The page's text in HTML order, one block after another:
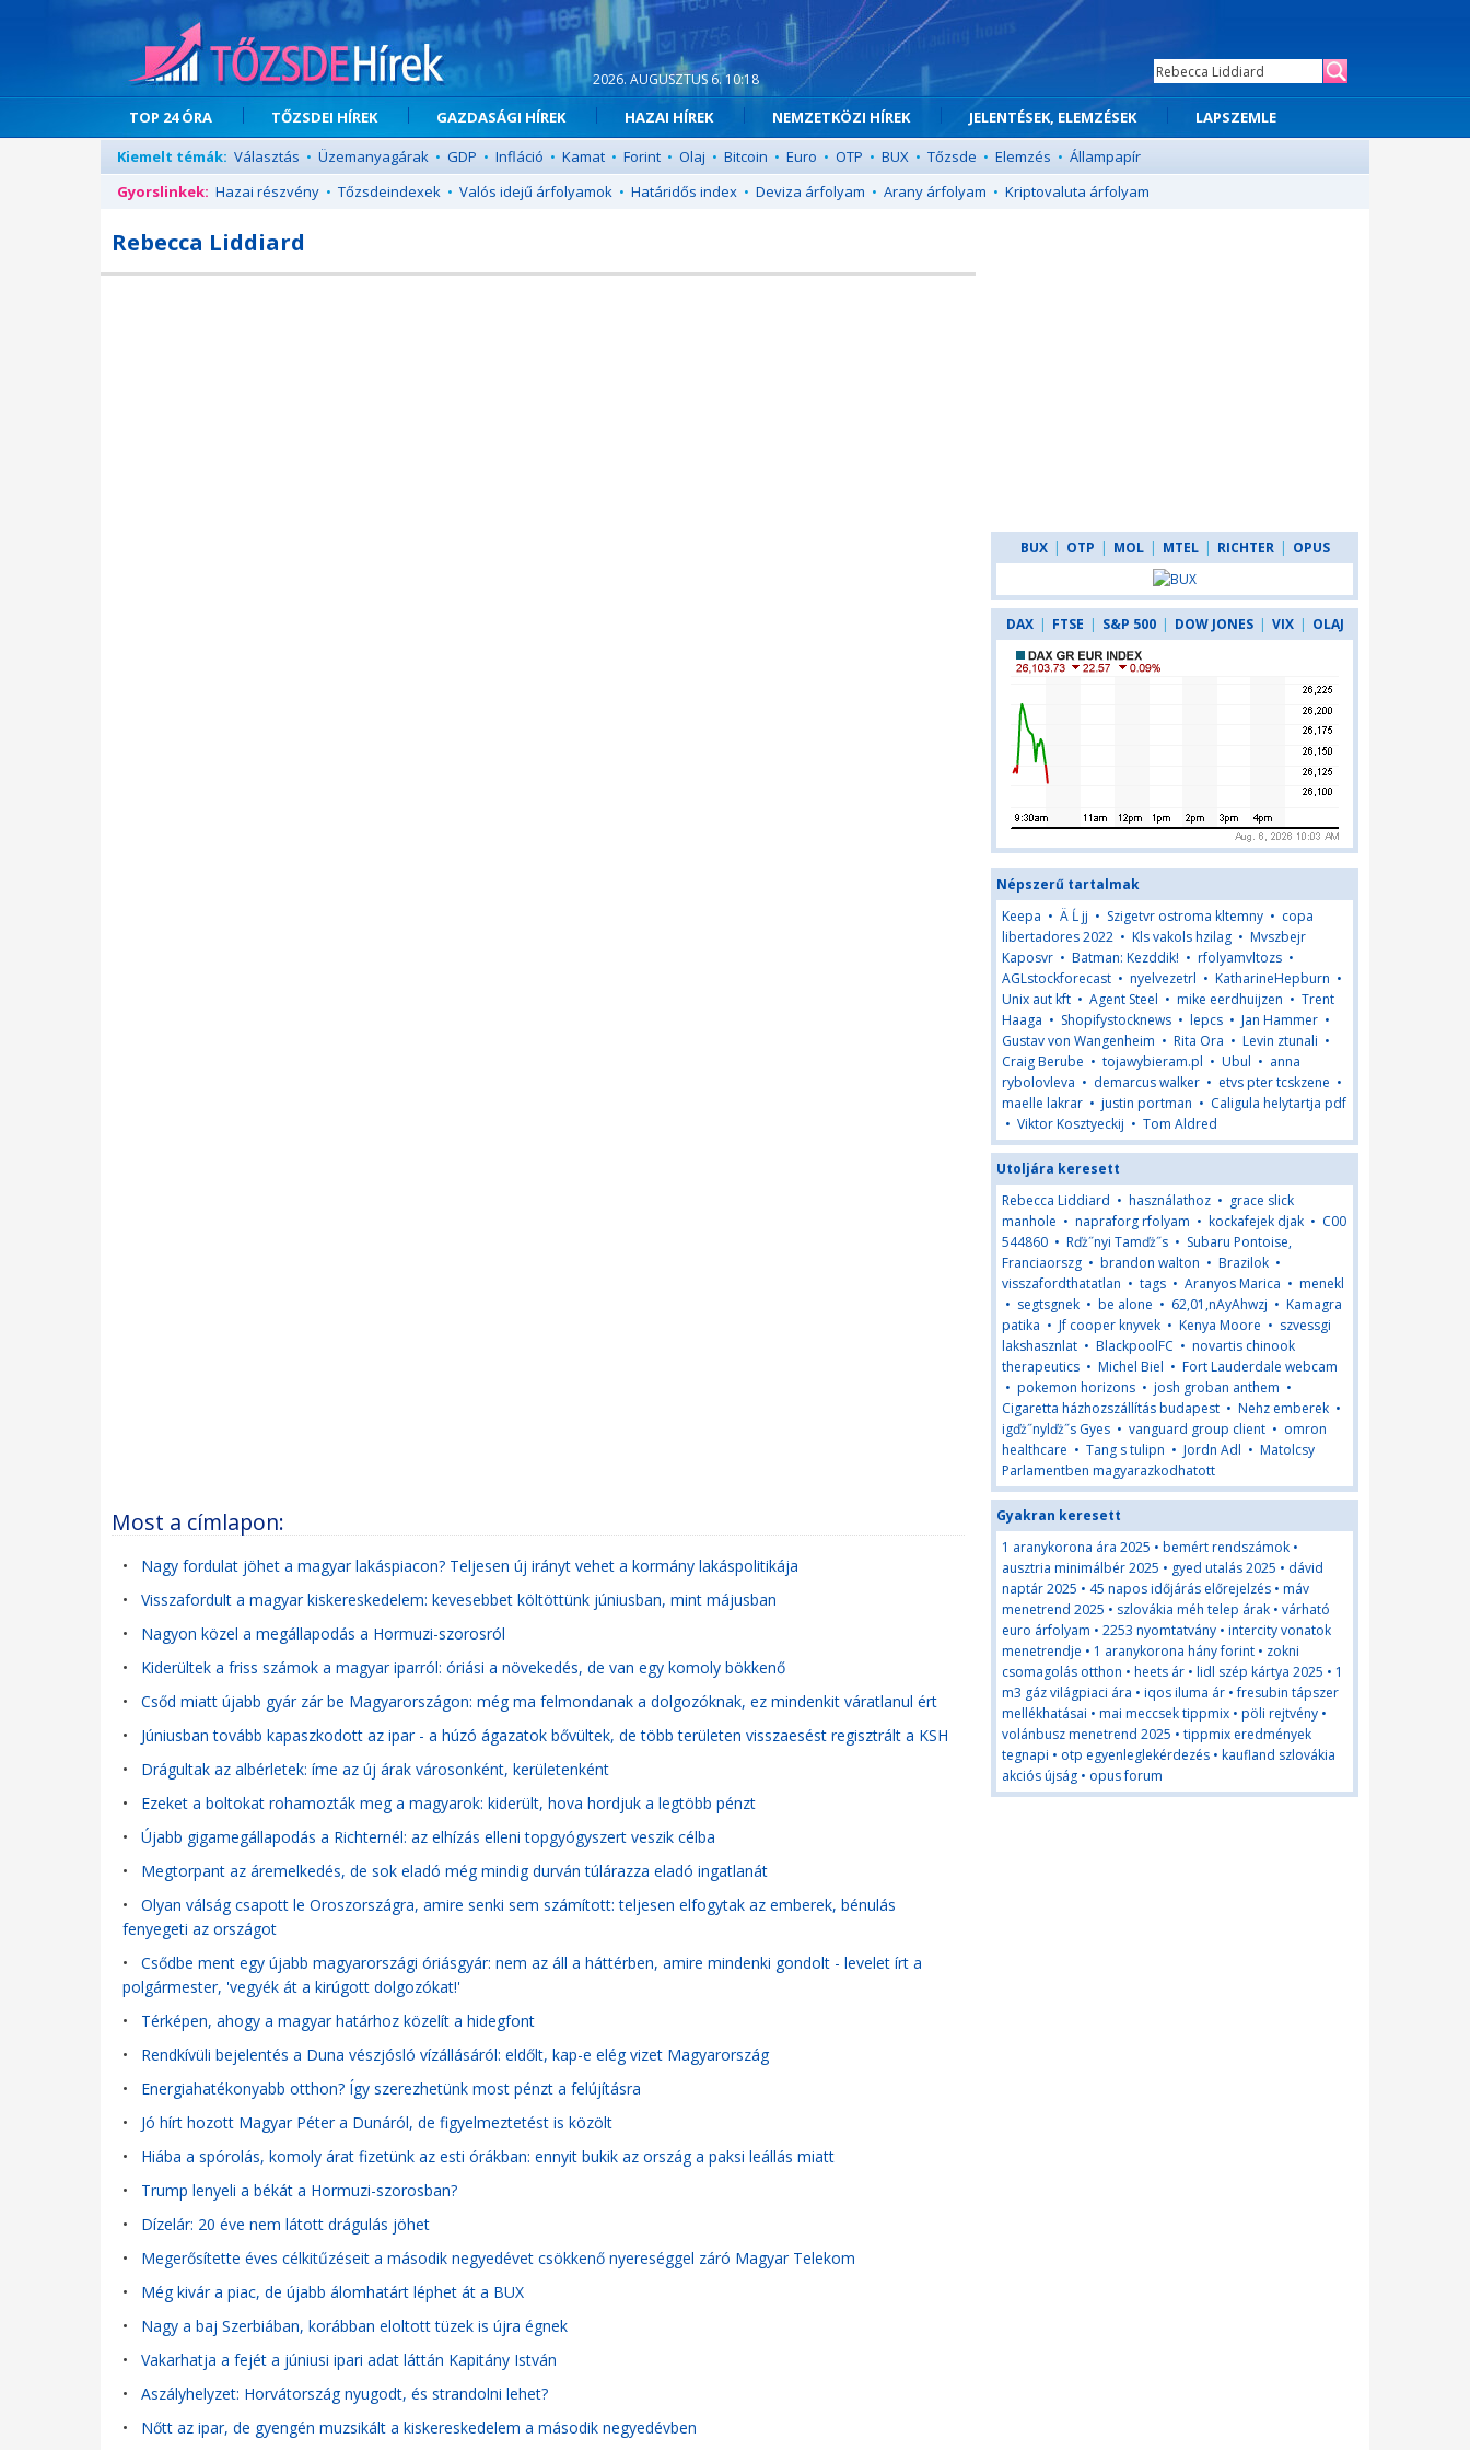
2026. AUGUSZTUS 6. 10:18
TOP 24 ÓRA TŐZSDEI HÍREK GAZDASÁGI HÍREK HAZAI HÍREK NEMZETKÖZI HÍREK JELENTÉSEK, ELEMZÉSEK
LAPSZEMLE
Kiemelt témák: Választás • Üzemanyagárak • GDP • Infláció • Kamat • Forint • Olaj • Bitcoin • Euro • OTP • BUX • Tőzsde • Elemzés • Állampapír
Gyorslinkek: Hazai részvény • Tőzsdeindexek • Valós idejű árfolyamok • Határidős index • Deviza árfolyam • Arany árfolyam • Kriptovaluta árfolyam
Rebecca Liddiard
Most a címlapon:
• Nagy fordulat jöhet a magyar lakáspiacon? Teljesen új irányt vehet a kormány lakáspolitikája
• Visszafordult a magyar kiskereskedelem: kevesebbet költöttünk júniusban, mint májusban
• Nagyon közel a megállapodás a Hormuzi-szorosról
• Kiderültek a friss számok a magyar iparról: óriási a növekedés, de van egy komoly bökkenő
• Csőd miatt újabb gyár zár be Magyarországon: még ma felmondanak a dolgozóknak, ez mindenkit váratlanul ért
• Júniusban tovább kapaszkodott az ipar - a húzó ágazatok bővültek, de több területen visszaesést regisztrált a KSH
• Drágultak az albérletek: íme az új árak városonként, kerületenként
• Ezeket a boltokat rohamozták meg a magyarok: kiderült, hova hordjuk a legtöbb pénzt
• Újabb gigamegállapodás a Richternél: az elhízás elleni topgyógyszert veszik célba
• Megtorpant az áremelkedés, de sok eladó még mindig durván túlárazza eladó ingatlanát
• Olyan válság csapott le Oroszországra, amire senki sem számított: teljesen elfogytak az emberek, bénulás
fenyegeti az országot
• Csődbe ment egy újabb magyarországi óriásgyár: nem az áll a háttérben, amire mindenki gondolt - levelet írt a
polgármester, 'vegyék át a kirúgott dolgozókat!'
• Térképen, ahogy a magyar határhoz közelít a hidegfont
• Rendkívüli bejelentés a Duna vészjósló vízállásáról: eldőlt, kap-e elég vizet Magyarország
• Energiahatékonyabb otthon? Így szerezhetünk most pénzt a felújításra
• Jó hírt hozott Magyar Péter a Dunáról, de figyelmeztetést is közölt
• Hiába a spórolás, komoly árat fizetünk az esti órákban: ennyit bukik az ország a paksi leállás miatt
• Trump lenyeli a békát a Hormuzi-szorosban?
• Dízelár: 20 éve nem látott drágulás jöhet
• Megerősítette éves célkitűzéseit a második negyedévet csökkenő nyereséggel záró Magyar Telekom
• Még kivár a piac, de újabb álomhatárt léphet át a BUX
• Nagy a baj Szerbiában, korábban eloltott tüzek is újra égnek
• Vakarhatja a fejét a júniusi ipari adat láttán Kapitány István
• Aszályhelyzet: Horvátország nyugodt, és strandolni lehet?
• Nőtt az ipar, de gyengén muzsikált a kiskereskedelem a második negyedévben
BUX | OTP | MOL | MTEL | RICHTER | OPUS
DAX | FTSE | S&P 500 | DOW JONES | VIX | OLAJ
Népszerű tartalmak
Keepa • Ä Ĺ jj • Szigetvr ostroma kltemny • copa
libertadores 2022 • Kls vakols hzilag • Mvszbejr
Kaposvr • Batman: Kezddik! • rfolyamvltozs •
AGLstockforecast • nyelvezetrl • KatharineHepburn •
Unix aut kft • Agent Steel • mike eerdhuijzen • Trent
Haaga • Shopifystocknews • lepcs • Jan Hammer •
Gustav von Wangenheim • Rita Ora • Levin ztunali •
Craig Berube • tojawybieram.pl • Ubul • anna
rybolovleva • demarcus walker • etvs pter tcskzene •
maelle lakrar • justin portman • Caligula helytartja pdf
• Viktor Kosztyeckij • Tom Aldred
Utoljára keresett
Rebecca Liddiard • használathoz • grace slick
manhole • napraforg rfolyam • kockafejek djak • C00
544860 • Rďż˝nyi Tamďż˝s • Subaru Pontoise,
Franciaorszg • brandon walton • Brazilok •
visszafordthatatlan • tags • Aranyos Marica • menekl
• segtsgnek • be alone • 62,01,nAyAhwzj • Kamagra
patika • Jf cooper knyvek • Kenya Moore • szvessgi
lakshasznlat • BlackpoolFC • novartis chinook
therapeutics • Michel Biel • Fort Lauderdale webcam
• pokemon horizons • josh groban anthem •
Cigaretta házhozszállítás budapest • Nehz emberek •
igďż˝nylďż˝s Gyes • vanguard group client • omron
healthcare • Tang s tulipn • Jordn Adl • Matolcsy
Parlamentben magyarazkodhatott
Gyakran keresett
1 aranykorona ára 2025 • bemért rendszámok •
ausztria minimálbér 2025 • gyed utalás 2025 • dávid
naptár 2025 • 45 napos időjárás előrejelzés • máv
menetrend 2025 • szlovákia méh telep árak • várható
euro árfolyam • 2253 nyomtatvány • intercity vonatok
menetrendje • 1 aranykorona hány forint • zokni
csomagolás otthon • heets ár • lidl szép kártya 2025 • 1
m3 gáz világpiaci ára • iqos iluma ár •fresubin tápszer
mellékhatásai • mai meccsek tippmix • pöli rejtvény •
volánbusz menetrend 2025 • tippmix eredmények
tegnapi • otp egyenleglekérdezés • kaufland szlovákia
akciós újság • opus forum